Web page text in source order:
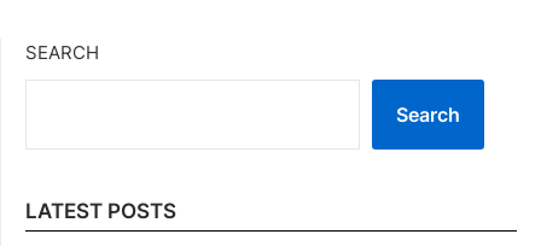
SEARCH
Search
LATEST POSTS